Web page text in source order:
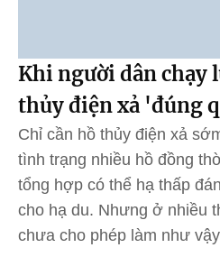
Khi người dân chạy
thủy điện xả 'đúng
Chỉ cần hồ thủy điện xả
tình trạng nhiều hồ đồng
tổng hợp có thể hạ thấp
cho hạ du. Nhưng ở nhiều
chưa cho phép làm như